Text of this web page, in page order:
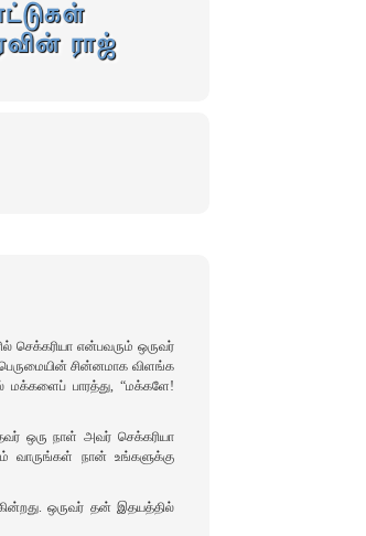
ராஜ்
செக்கரியா என்பவரும் ஒருவர்
சின்னமாக விளங்க
பாரத்து, “மக்களே!
ஒரு நாள் அவர் செக்கரியா
வாருங்கள் நான் உங்களுக்கு
ஒருவர் தன் இதயத்தில்